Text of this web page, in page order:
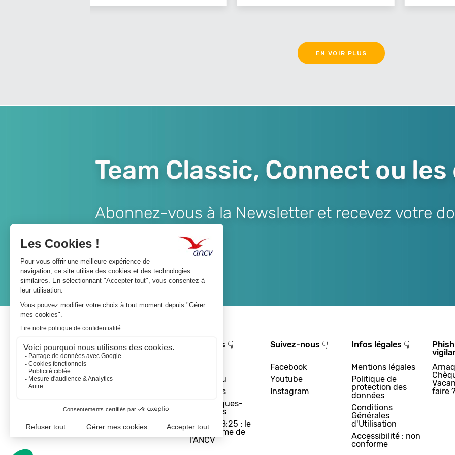
EN VOIR PLUS
Team Classic, Connect ou les
Abonnez-vous à la Newsletter et recevez votre
A propos 👇
Le réseau
Les actus
Les Chèques-
Vacances
Départ 18:25 : le
programme de
l'ANCV
Suivez-nous 👇
Facebook
Youtube
Instagram
Infos légales 👇
Mentions légales
Politique de
protection des
données
Conditions
Générales
d'Utilisation
Accessibilité : non
conforme
faire